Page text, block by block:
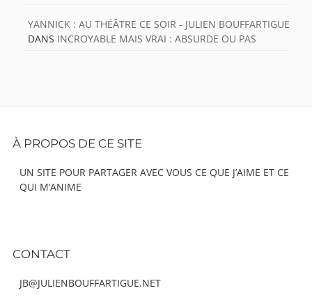
YANNICK : AU THÉÂTRE CE SOIR - JULIEN BOUFFARTIGUE
DANS INCROYABLE MAIS VRAI : ABSURDE OU PAS
Content
À PROPOS DE CE SITE
UN SITE POUR PARTAGER AVEC VOUS CE QUE J’AIME ET CE
QUI M’ANIME
CONTACT
JB@JULIENBOUFFARTIGUE.NET